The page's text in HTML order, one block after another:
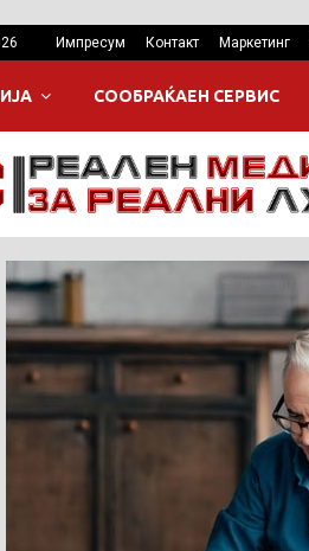
Импресум Контакт Маркетинг
СООБРАЌАЕН СЕРВИС